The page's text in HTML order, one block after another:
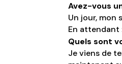
Avez-vous
Un jour, mon
En attendant
Quels sont
Je viens de